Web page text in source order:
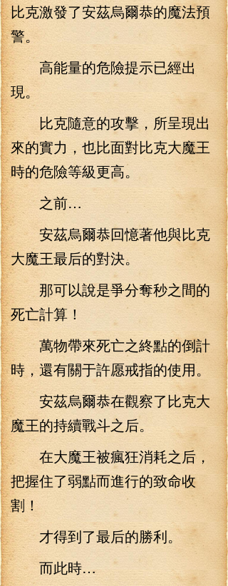
比克激發了安茲烏爾恭的魔法預
警。
高能量的危險提示已經出
現。
比克隨意的攻擊，所呈現出
來的實力，也比面對比克大魔王
時的危險等級更高。
之前…
安茲烏爾恭回憶著他與比克
大魔王最后的對決。
那可以說是爭分奪秒之間的
死亡計算！
萬物帶來死亡之終點的倒計
時，還有關于許愿戒指的使用。
安茲烏爾恭在觀察了比克大
魔王的持續戰斗之后。
在大魔王被瘋狂消耗之后，
把握住了弱點而進行的致命收
割！
才得到了最后的勝利。
而此時…